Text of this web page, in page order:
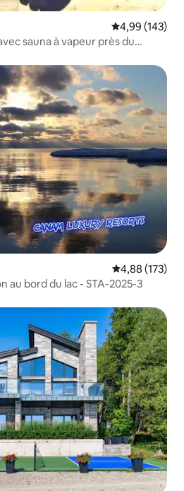
Évaluation
4,99 (143)
sauna à vapeur près du
Évaluation
4,88 (173)
au bord du lac - STA-2025-3